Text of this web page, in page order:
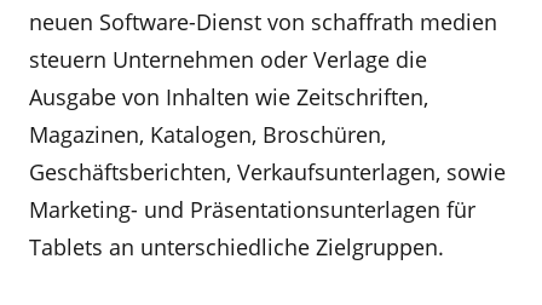
neuen Software-Dienst von schaffrath medien
steuern Unternehmen oder Verlage die
Ausgabe von Inhalten wie Zeitschriften,
Magazinen, Katalogen, Broschüren,
Geschäftsberichten, Verkaufsunterlagen, sowie
Marketing- und Präsentationsunterlagen für
Tablets an unterschiedliche Zielgruppen.